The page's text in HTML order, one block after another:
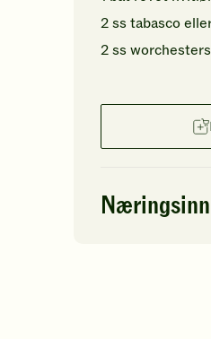
2ss tabasco
2ss